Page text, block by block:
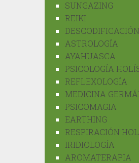
SUNGAZING
REIKI
ASTROLOGÍA
AYAHUASCA
PSICOLOGÍA
REFLEXOLOGÍA
MEDICINA
PSICOMAGIA
EARTHING
RESPIRACIÓN
IRIDIOLOGÍA
AROMATERAPIA